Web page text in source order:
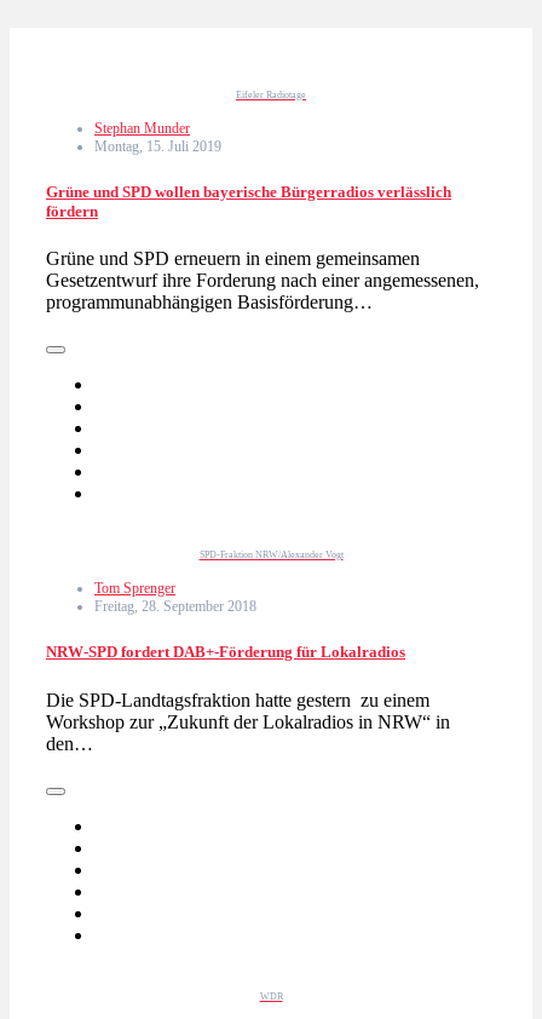
Eifeler Radiotage
Stephan Munder
Montag, 15. Juli 2019
Grüne und SPD wollen bayerische Bürgerradios verlässlich
fördern
Grüne und SPD erneuern in einem gemeinsamen
Gesetzentwurf ihre Forderung nach einer angemessenen,
programmunabhängigen Basisförderung…
SPD-Fraktion NRW/Alexander Vogt
Tom Sprenger
Freitag, 28. September 2018
NRW-SPD fordert DAB+-Förderung für Lokalradios
Die SPD-Landtagsfraktion hatte gestern zu einem
Workshop zur „Zukunft der Lokalradios in NRW“ in
den…
WDR